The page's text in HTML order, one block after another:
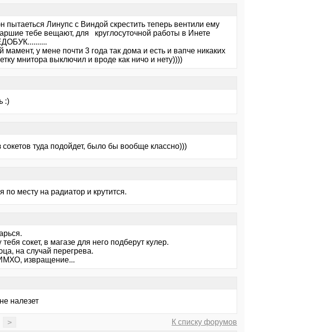
пытаеться Линупс с Виндой скрестить теперь вентили ему
тебе вещают, для круглосуточной работы в Инете
у мене почти 3 года так дома и есть и вапче никаких
мнитора выключил и вроде как ничо и нету))))
:)
туда подойдет, было бы вообще классно)))
по месту на радиатор и крутится.
сокет, в магазе для него подберут кулер.
на случай перегрева.
извращение...
налезет
> К списку форумов